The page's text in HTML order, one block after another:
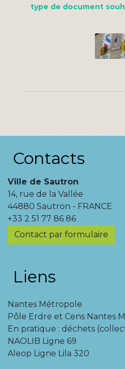
type de document
Contacts
Ville de Sautron
14, rue de la Vallée
44880 Sautron - FRANCE
+33 2 51 77 86 86
Contact par formulaire
Liens
Nantes Métropole
Pôle Erdre et Cens Nantes
En pratique : déchets
NAOLIB Ligne 69
Aleop Ligne Lila 320